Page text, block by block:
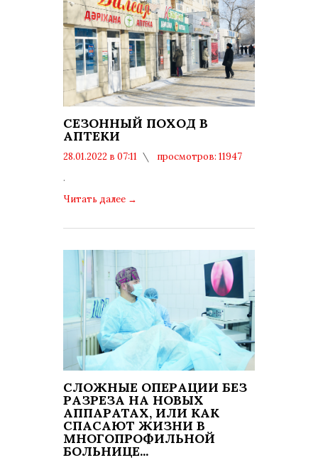
СЕЗОННЫЙ ПОХОД В
АПТЕКИ
28.01.2022 в 07:11
просмотров: 11947
.
Читать далее →
СЛОЖНЫЕ ОПЕРАЦИИ БЕЗ
РАЗРЕЗА НА НОВЫХ
АППАРАТАХ, ИЛИ КАК
СПАСАЮТ ЖИЗНИ В
МНОГОПРОФИЛЬНОЙ
БОЛЬНИЦЕ...